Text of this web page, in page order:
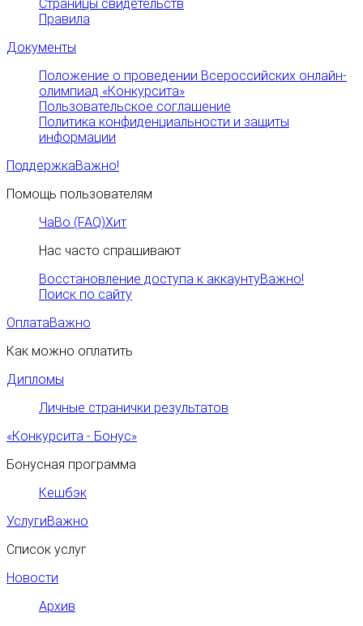
Страницы свидетельств
Правила
Документы
Положение о проведении Всероссийских онлайн-
олимпиад «Конкурсита»
Пользовательское соглашение
Политика конфиденциальности и защиты
информации
ПоддержкаВажно!
Помощь пользователям
ЧаВо (FAQ)Хит
Нас часто спрашивают
Восстановление доступа к аккаунтуВажно!
Поиск по сайту
ОплатаВажно
Как можно оплатить
Дипломы
Личные странички результатов
«Конкурсита - Бонус»
Бонусная программа
Кешбэк
УслугиВажно
Список услуг
Новости
Архив